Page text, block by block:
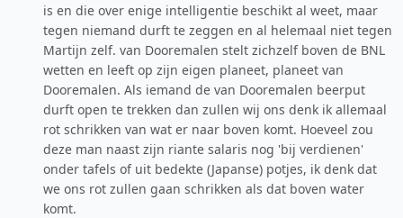
is en die over enige intelligentie beschikt al weet, maar
tegen niemand durft te zeggen en al helemaal niet tegen
Martijn zelf. van Dooremalen stelt zichzelf boven de BNL
wetten en leeft op zijn eigen planeet, planeet van
Dooremalen. Als iemand de van Dooremalen beerput
durft open te trekken dan zullen wij ons denk ik allemaal
rot schrikken van wat er naar boven komt. Hoeveel zou
deze man naast zijn riante salaris nog 'bij verdienen'
onder tafels of uit bedekte (Japanse) potjes, ik denk dat
we ons rot zullen gaan schrikken als dat boven water
komt.